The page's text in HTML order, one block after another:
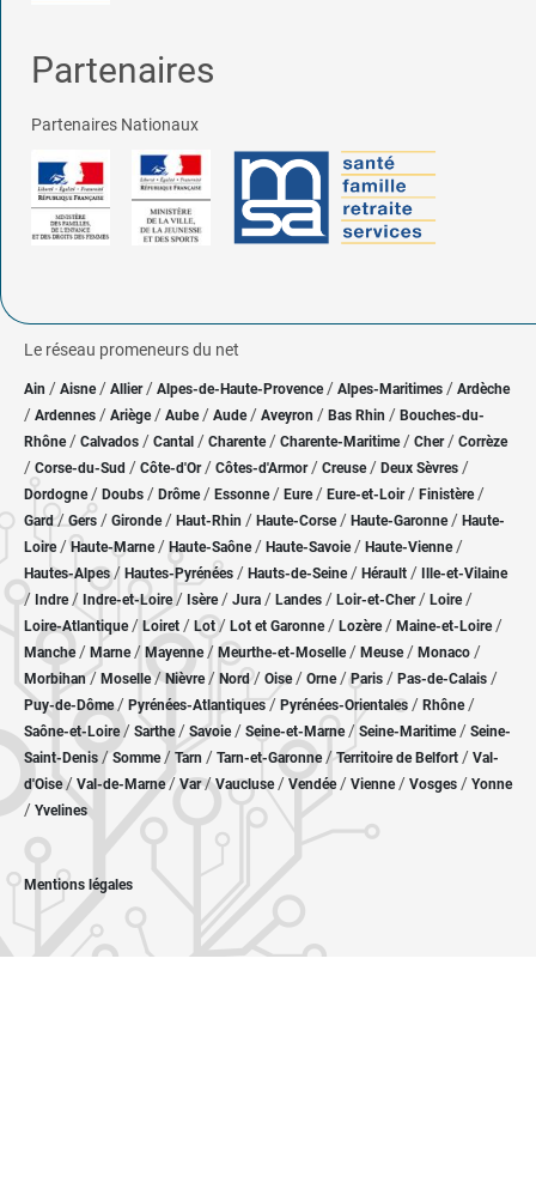
Partenaires
Partenaires Nationaux
Le réseau promeneurs du net
Ain / Aisne/ Allier/ Alpes-de-Haute-Provence / Alpes-Maritimes / Ardèche
/ Ardennes / Ariège/ Aube/ Aude / Aveyron / Bas Rhin / Bouches-du-
Rhône/ Calvados / Cantal / Charente / Charente-Maritime/ Cher / Corrèze
/ Corse-du-Sud / Côte-d'Or / Côtes-d'Armor/ Creuse/ Deux Sèvres /
Dordogne/ Doubs / Drôme/ Essonne / Eure/ Eure-et-Loir / Finistère/
Gard/Gers / Gironde/ Haut-Rhin / Haute-Corse/ Haute-Garonne/ Haute-
Loire/Haute-Marne/ Haute-Saône/ Haute-Savoie/ Haute-Vienne/
Hautes-Alpes/ Hautes-Pyrénées / Hauts-de-Seine/ Hérault / Ille-et-Vilaine
/ Indre/ Indre-et-Loire/ Isère/ Jura / Landes / Loir-et-Cher/ Loire/
Loire-Atlantique/ Loiret / Lot/ Lot et Garonne/ Lozère / Maine-et-Loire/
Manche/ Marne/ Mayenne/ Meurthe-et-Moselle/ Meuse/ Monaco /
Morbihan/ Moselle/ Nièvre / Nord/ Oise / Orne/Paris / Pas-de-Calais /
Puy-de-Dôme/ Pyrénées-Atlantiques / Pyrénées-Orientales / Rhône/
Saône-et-Loire/ Sarthe/ Savoie/ Seine-et-Marne/ Seine-Maritime/ Seine-
Saint-Denis /Somme/ Tarn / Tarn-et-Garonne/Territoire de Belfort / Val-
d'Oise/ Val-de-Marne/Var/Vaucluse/ Vendée/ Vienne/ Vosges / Yonne
/ Yvelines
Mentions légales